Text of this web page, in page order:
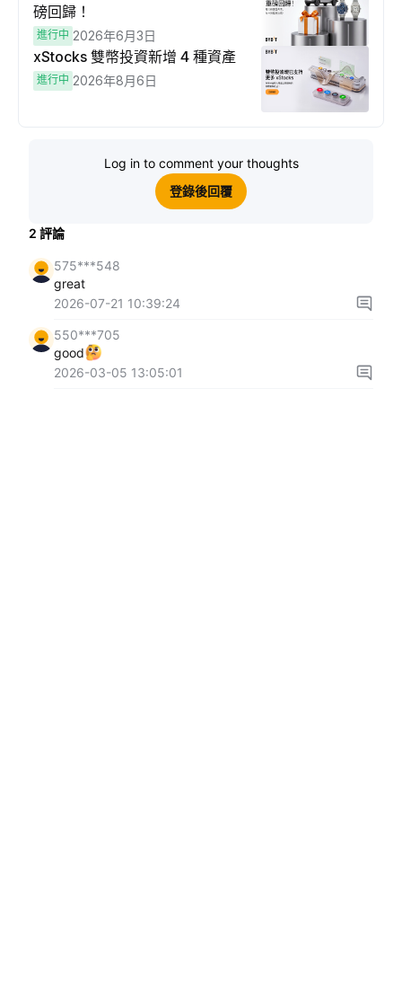
磅回歸！
進行中 2026年6月3日
xStocks 雙幣投資新增 4 種資產
進行中 2026年8月6日
Log in to comment your thoughts
登錄後回覆
2 評論
575***548
great
2026-07-21 10:39:24
550***705
good
2026-03-05 13:05:01